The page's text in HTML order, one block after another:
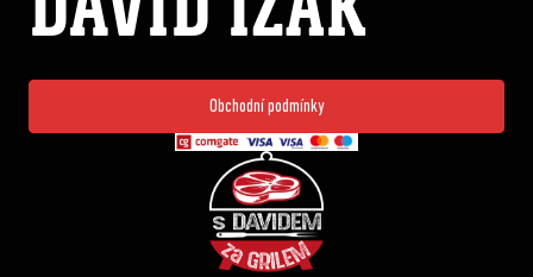
Obchodní podmínky